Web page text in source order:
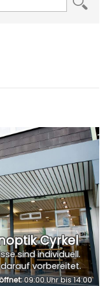
Cyrkel
sind individuell.
darauf vorbereitet.
09:00 Uhr bis 14:00